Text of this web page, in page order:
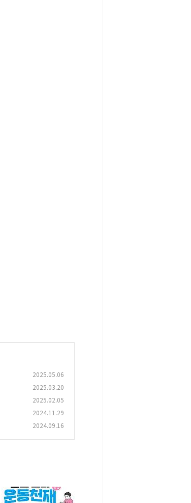
2025.05.06
2025.03.20
2025.02.05
2024.11.29
2024.09.16